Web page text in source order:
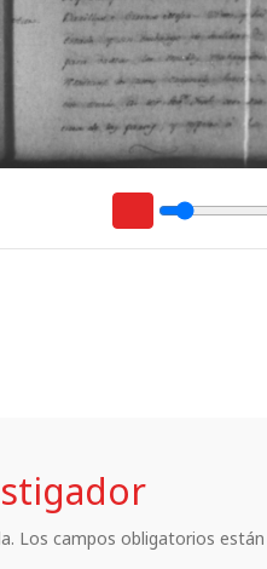
Los campos obligatorios